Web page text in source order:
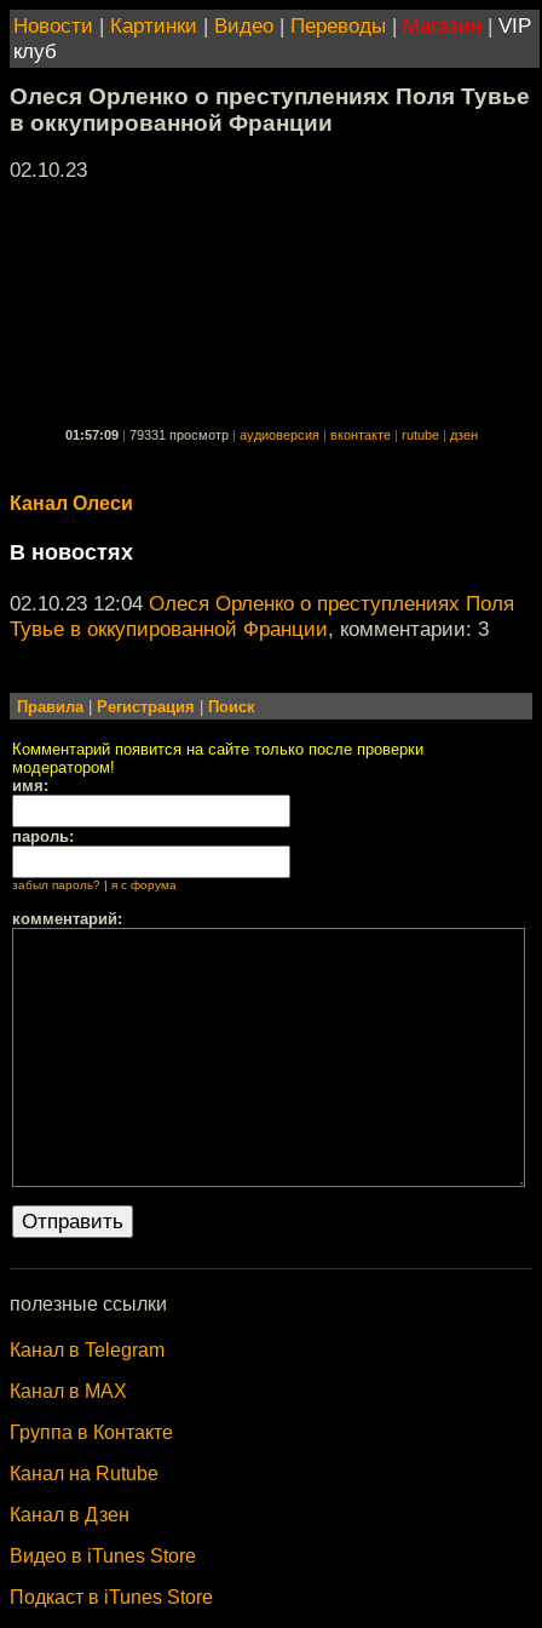
Новости | Картинки | Видео | Переводы | Магазин | VIP
клуб
Олеся Орленко о преступлениях Поля Тувье
в оккупированной Франции
02.10.23
01:57:09 79331 просмотр аудиоверсия вконтакте rutube дзен
Канал Олеси
В новостях
02.10.23 12:04 Олеся Орленко о преступлениях Поля
Тувье в оккупированной Франции, комментарии: 3
Правила| Регистрация Поиск
Комментарий появится на сайте только после проверки
модератором!
имя:
пароль:
забыл пароль? я с форума
комментарий:
полезные ссылки
Канал в Telegram
Канал в MAX
Группа в Контакте
Канал на Rutube
Канал в Дзен
Видео в iTunes Store
Подкаст в iTunes Store